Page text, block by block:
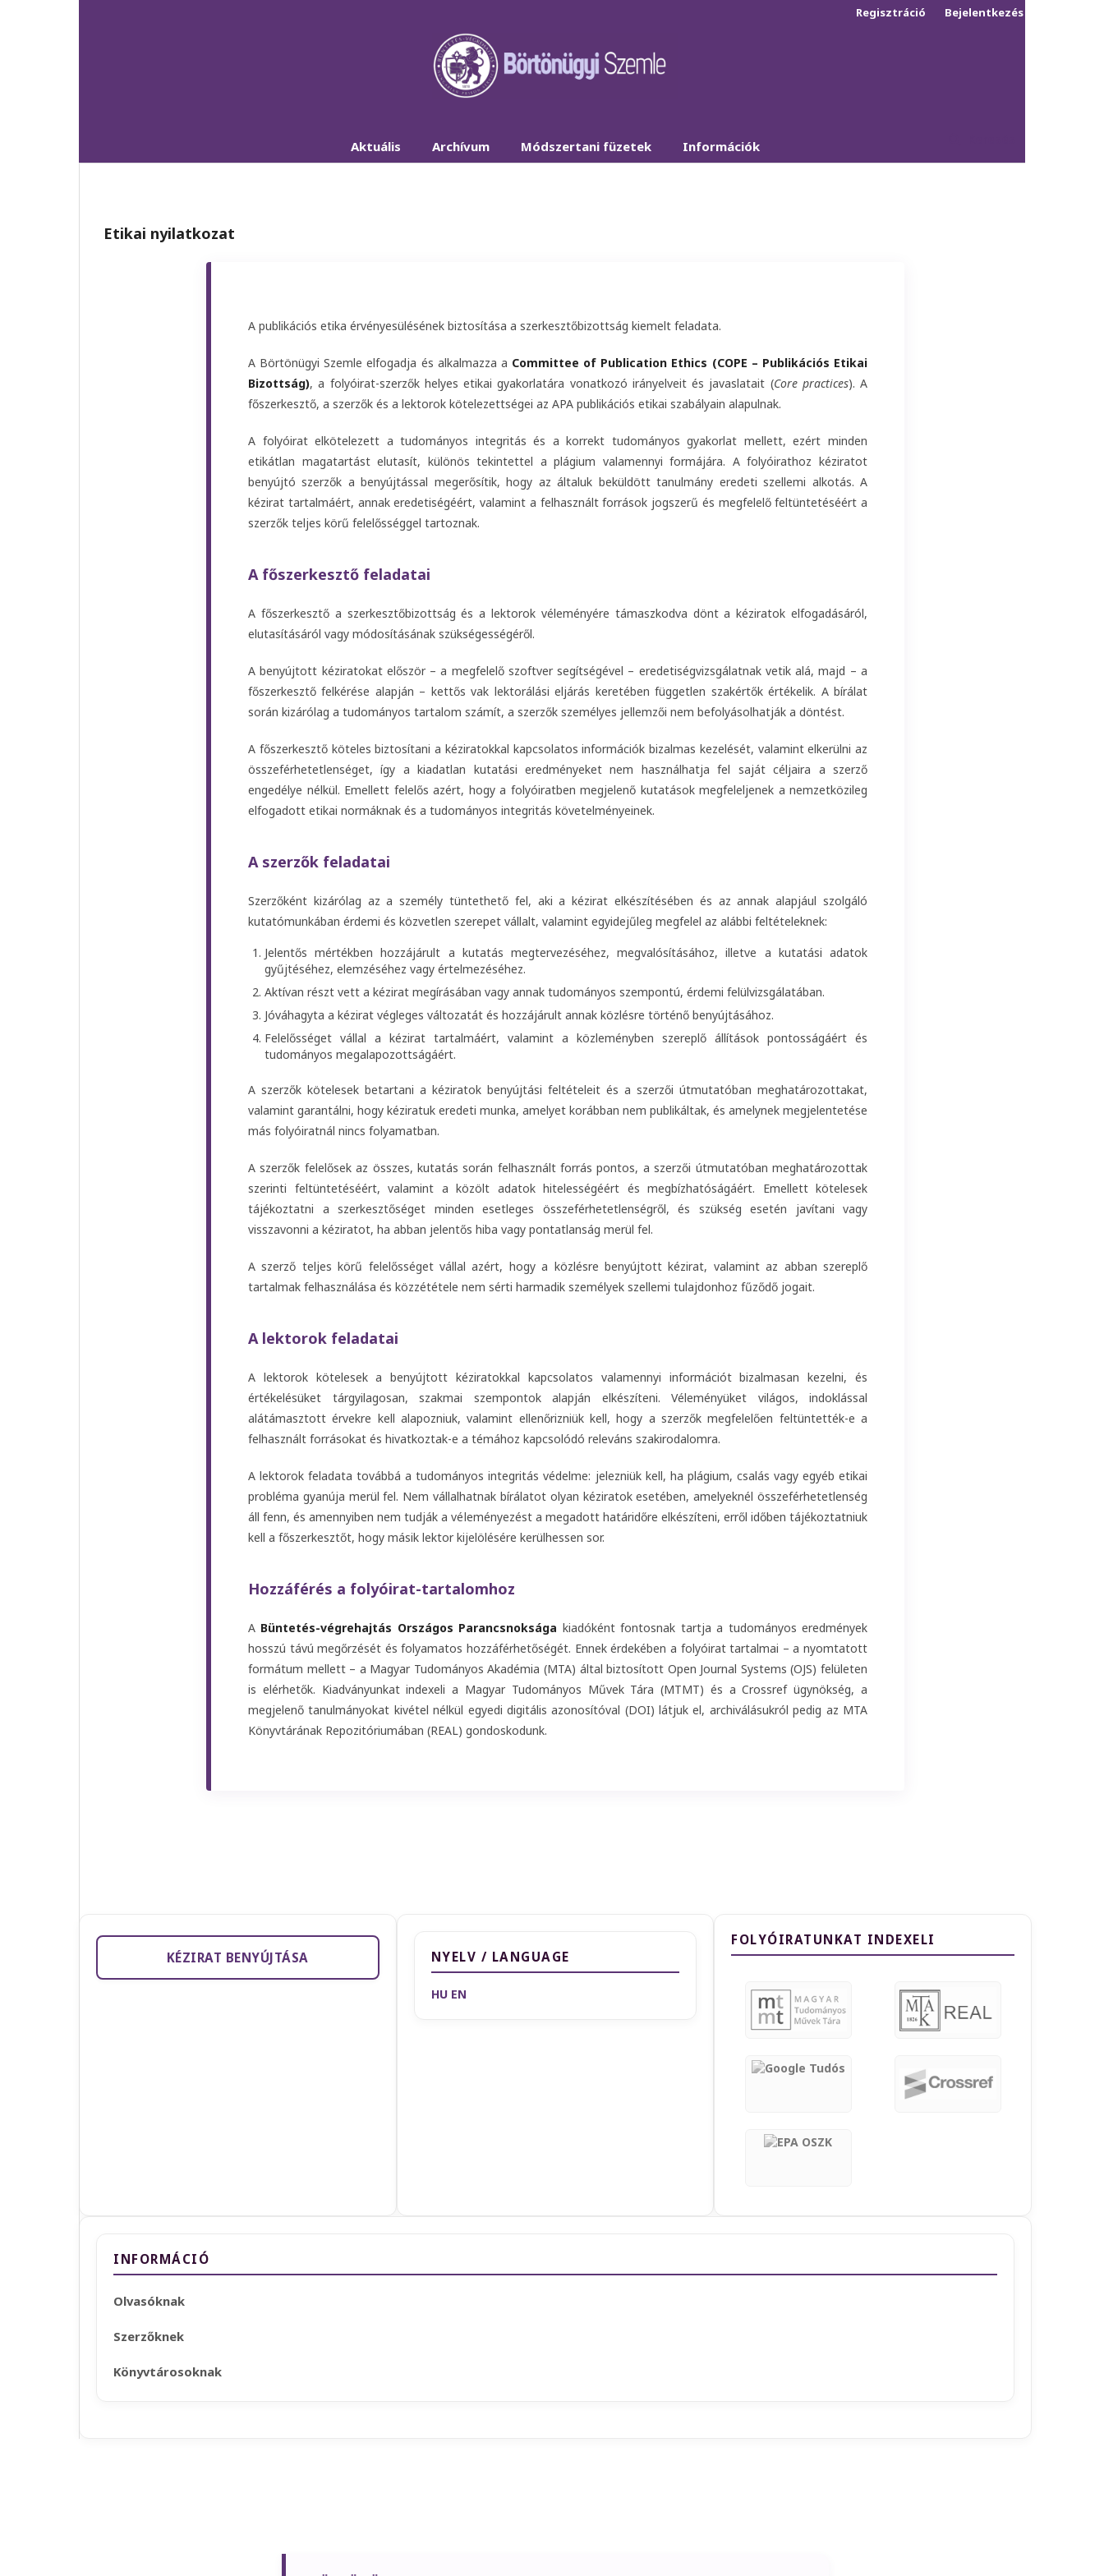
Aktuális Archívum Módszertani füzetek Információk
Regisztráció Bejelentkezés
Etikai nyilatkozat
A publikációs etika érvényesülésének biztosítása a szerkesztőbizottság kiemelt feladata.
A Börtönügyi Szemle elfogadja és alkalmazza a Committee of Publication Ethics (COPE – Publikációs Etikai
Bizottság), a folyóirat-szerzők helyes etikai gyakorlatára vonatkozó irányelveit és javaslatait (Core practices). A
főszerkesztő, a szerzők és a lektorok kötelezettségei az APA publikációs etikai szabályain alapulnak.
A folyóirat elkötelezett a tudományos integritás és a korrekt tudományos gyakorlat mellett, ezért minden
etikátlan magatartást elutasít, különös tekintettel a plágium valamennyi formájára. A folyóirathoz kéziratot
benyújtó szerzők a benyújtással megerősítik, hogy az általuk beküldött tanulmány eredeti szellemi alkotás. A
kézirat tartalmáért, annak eredetiségéért, valamint a felhasznált források jogszerű és megfelelő feltüntetéséért a
szerzők teljes körű felelősséggel tartoznak.
A főszerkesztő feladatai
A főszerkesztő a szerkesztőbizottság és a lektorok véleményére támaszkodva dönt a kéziratok elfogadásáról,
elutasításáról vagy módosításának szükségességéről.
A benyújtott kéziratokat először – a megfelelő szoftver segítségével – eredetiségvizsgálatnak vetik alá, majd – a
főszerkesztő felkérése alapján – kettős vak lektorálási eljárás keretében független szakértők értékelik. A bírálat
során kizárólag a tudományos tartalom számít, a szerzők személyes jellemzői nem befolyásolhatják a döntést.
A főszerkesztő köteles biztosítani a kéziratokkal kapcsolatos információk bizalmas kezelését, valamint elkerülni az
összeférhetetlenséget, így a kiadatlan kutatási eredményeket nem használhatja fel saját céljaira a szerző
engedélye nélkül. Emellett felelős azért, hogy a folyóiratben megjelenő kutatások megfeleljenek a nemzetközileg
elfogadott etikai normáknak és a tudományos integritás követelményeinek.
A szerzők feladatai
Szerzőként kizárólag az a személy tüntethető fel, aki a kézirat elkészítésében és az annak alapjául szolgáló
kutatómunkában érdemi és közvetlen szerepet vállalt, valamint egyidejűleg megfelel az alábbi feltételeknek:
Jelentős mértékben hozzájárult a kutatás megtervezéséhez, megvalósításához, illetve a kutatási adatok
gyűjtéséhez, elemzéséhez vagy értelmezéséhez.
Aktívan részt vett a kézirat megírásában vagy annak tudományos szempontú, érdemi felülvizsgálatában.
Jóváhagyta a kézirat végleges változatát és hozzájárult annak közlésre történő benyújtásához.
Felelősséget vállal a kézirat tartalmáért, valamint a közleményben szereplő állítások pontosságáért és
tudományos megalapozottságáért.
A szerzők kötelesek betartani a kéziratok benyújtási feltételeit és a szerzői útmutatóban meghatározottakat,
valamint garantálni, hogy kéziratuk eredeti munka, amelyet korábban nem publikáltak, és amelynek megjelentetése
más folyóiratnál nincs folyamatban.
A szerzők felelősek az összes, kutatás során felhasznált forrás pontos, a szerzői útmutatóban meghatározottak
szerinti feltüntetéséért, valamint a közölt adatok hitelességéért és megbízhatóságáért. Emellett kötelesek
tájékoztatni a szerkesztőséget minden esetleges összeférhetetlenségről, és szükség esetén javítani vagy
visszavonni a kéziratot, ha abban jelentős hiba vagy pontatlanság merül fel.
A szerző teljes körű felelősséget vállal azért, hogy a közlésre benyújtott kézirat, valamint az abban szereplő
tartalmak felhasználása és közzététele nem sérti harmadik személyek szellemi tulajdonhoz fűződő jogait.
A lektorok feladatai
A lektorok kötelesek a benyújtott kéziratokkal kapcsolatos valamennyi információt bizalmasan kezelni, és
értékelésüket tárgyilagosan, szakmai szempontok alapján elkészíteni. Véleményüket világos, indoklással
alátámasztott érvekre kell alapozniuk, valamint ellenőrizniük kell, hogy a szerzők megfelelően feltüntették-e a
felhasznált forrásokat és hivatkoztak-e a témához kapcsolódó releváns szakirodalomra.
A lektorok feladata továbbá a tudományos integritás védelme: jelezniük kell, ha plágium, csalás vagy egyéb etikai
probléma gyanúja merül fel. Nem vállalhatnak bírálatot olyan kéziratok esetében, amelyeknél összeférhetetlenség
áll fenn, és amennyiben nem tudják a véleményezést a megadott határidőre elkészíteni, erről időben tájékoztatniuk
kell a főszerkesztőt, hogy másik lektor kijelölésére kerülhessen sor.
Hozzáférés a folyóirat-tartalomhoz
A Büntetés-végrehajtás Országos Parancsnoksága kiadóként fontosnak tartja a tudományos eredmények
hosszú távú megőrzését és folyamatos hozzáférhetőségét. Ennek érdekében a folyóirat tartalmai – a nyomtatott
formátum mellett – a Magyar Tudományos Akadémia (MTA) által biztosított Open Journal Systems (OJS) felületen
is elérhetők. Kiadványunkat indexeli a Magyar Tudományos Művek Tára (MTMT) és a Crossref ügynökség, a
megjelenő tanulmányokat kivétel nélkül egyedi digitális azonosítóval (DOI) látjuk el, archiválásukról pedig az MTA
Könyvtárának Repozitóriumában (REAL) gondoskodunk.
KÉZIRAT BENYÚJTÁSA NYELV / LANGUAGE
HU EN
FOLYÓIRATUNKAT INDEXELI
INFORMÁCIÓ
Olvasóknak
Szerzőknek
Könyvtárosoknak